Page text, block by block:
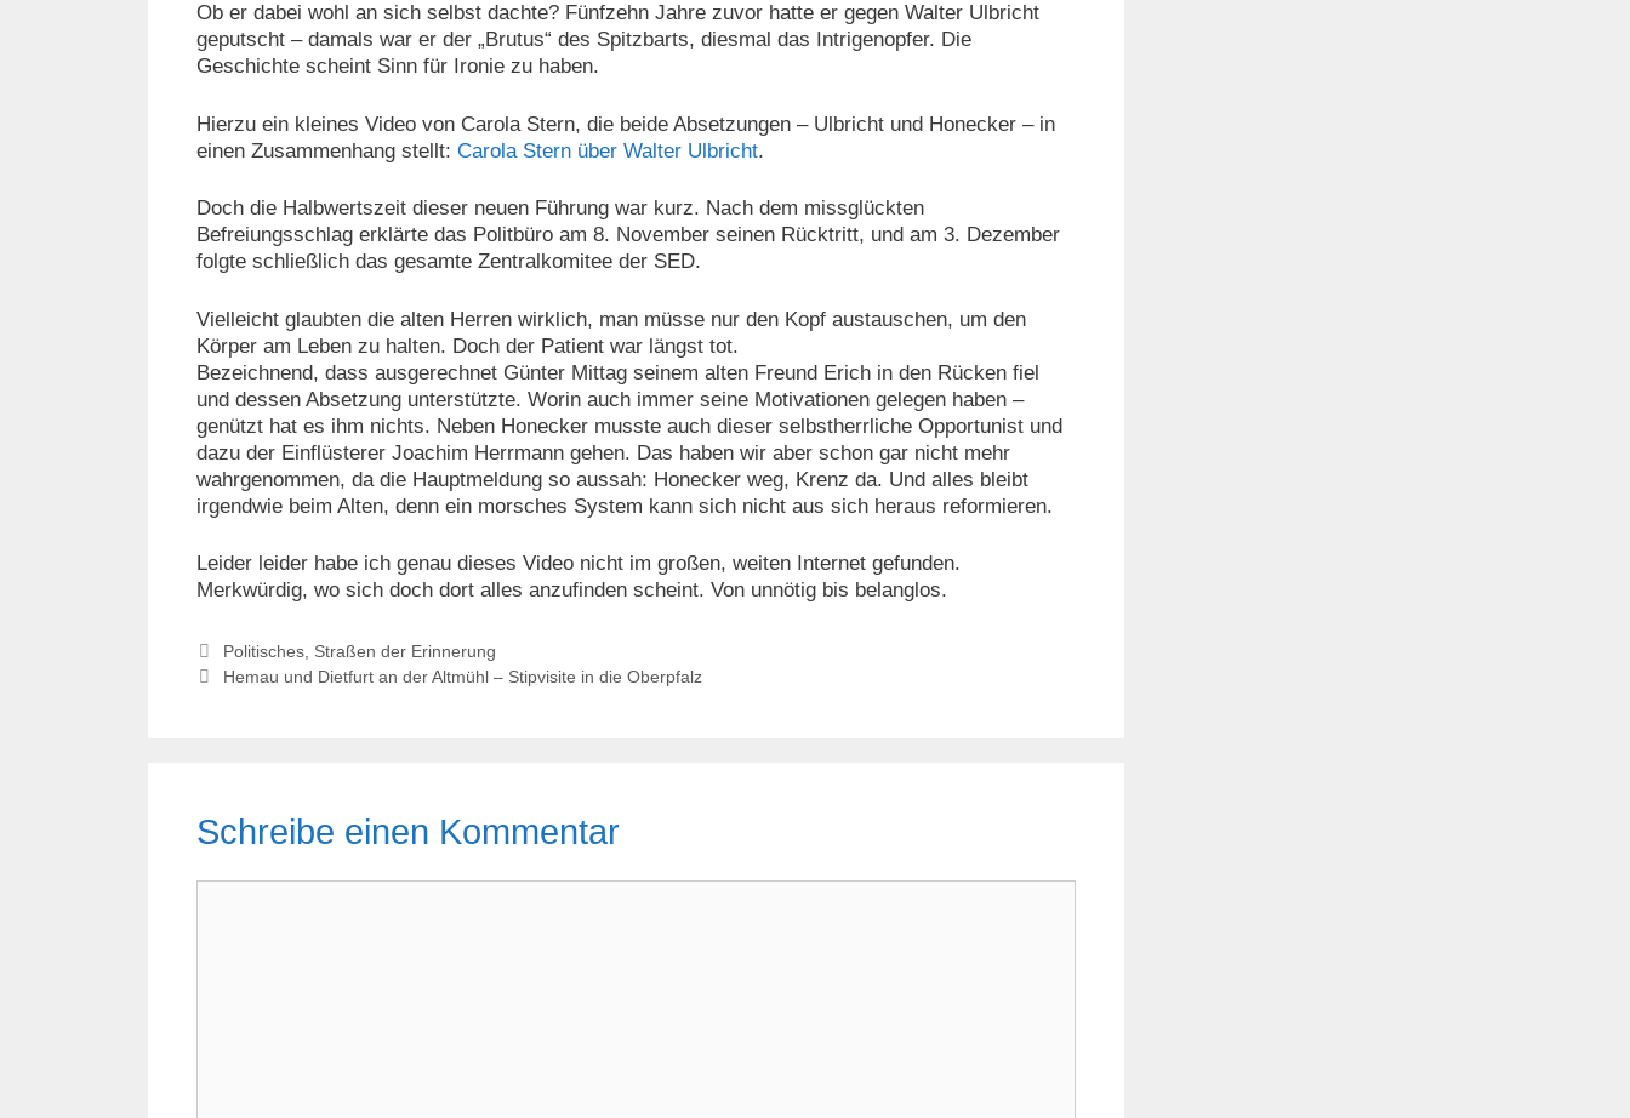
Ob er dabei wohl an sich selbst dachte? Fünfzehn Jahre zuvor hatte er gegen Walter Ulbricht
geputscht – damals war er der „Brutus“ des Spitzbarts, diesmal das Intrigenopfer. Die
Geschichte scheint Sinn für Ironie zu haben.
Hierzu ein kleines Video von Carola Stern, die beide Absetzungen – Ulbricht und Honecker – in
einen Zusammenhang stellt: Carola Stern über Walter Ulbricht.
Doch die Halbwertszeit dieser neuen Führung war kurz. Nach dem missglückten
Befreiungsschlag erklärte das Politbüro am 8. November seinen Rücktritt, und am 3. Dezember
folgte schließlich das gesamte Zentralkomitee der SED.
Vielleicht glaubten die alten Herren wirklich, man müsse nur den Kopf austauschen, um den
Körper am Leben zu halten. Doch der Patient war längst tot.
Bezeichnend, dass ausgerechnet Günter Mittag seinem alten Freund Erich in den Rücken fiel
und dessen Absetzung unterstützte. Worin auch immer seine Motivationen gelegen haben –
genützt hat es ihm nichts. Neben Honecker musste auch dieser selbstherrliche Opportunist und
dazu der Einflüsterer Joachim Herrmann gehen. Das haben wir aber schon gar nicht mehr
wahrgenommen, da die Hauptmeldung so aussah: Honecker weg, Krenz da. Und alles bleibt
irgendwie beim Alten, denn ein morsches System kann sich nicht aus sich heraus reformieren.
Leider leider habe ich genau dieses Video nicht im großen, weiten Internet gefunden.
Merkwürdig, wo sich doch dort alles anzufinden scheint. Von unnötig bis belanglos.
Kategorien
Politisches, Straßen der Erinnerung
Hemau und Dietfurt an der Altmühl – Stipvisite in die Oberpfalz
Schreibe einen Kommentar